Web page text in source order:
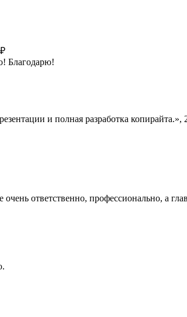
Благодарю!
и полная разработка копирайта.»,
ответственно, профессионально, а